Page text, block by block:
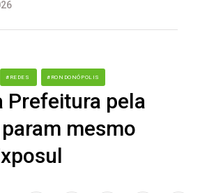
#REDES #RONDONÓPOLIS
Prefeitura pela
mesmo